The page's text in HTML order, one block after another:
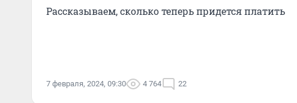
Рассказываем, сколько теперь придется платить
7 февраля, 2024, 09:30 4 764 22